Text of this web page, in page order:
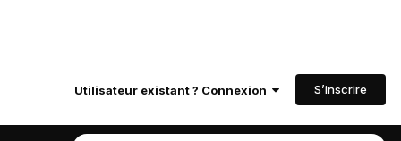
Utilisateur existant ? Connexion S’inscrire